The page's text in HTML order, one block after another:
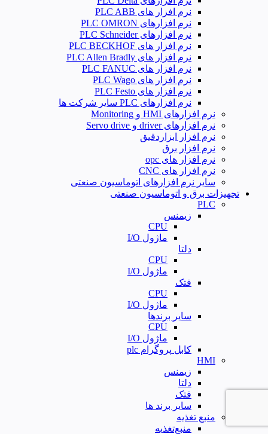
نرم افزار های PLC ABB
نرم افزارهای PLC OMRON
نرم افزارهای PLC Schneider
نرم افزار های PLC BECKHOF
نرم افزار های PLC Allen Bradly
نرم افزار های PLC FANUC
نرم افزار های PLC Wago
نرم افزار های PLC Festo
نرم افزارهای PLC سایر شرکت ها
نرم افزارهای HMI و Monitoring
نرم افزارهای driver و Servo drive
نرم افزار ابزاردقیق
نرم افزار برق
نرم افزار های opc
نرم افزار های CNC
سایر نرم افزارهای اتوماسیون صنعتی
تجهیزات برق و اتوماسیون صنعتی
PLC
زیمنس
CPU
ماژول I/O
دلتا
CPU
ماژول I/O
فتک
CPU
ماژول I/O
سایر برندها
CPU
ماژول I/O
کابل پروگرام plc
HMI
زیمنس
دلتا
فتک
سایر برند ها
منبع تغذیه
منبع‌تغذیه